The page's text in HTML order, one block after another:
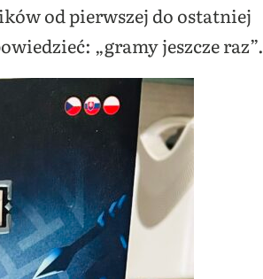
od pierwszej do ostatniej
„gramy jeszcze raz”.